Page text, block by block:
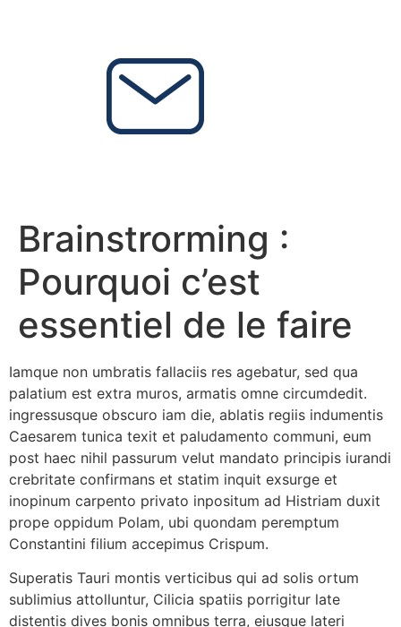
Brainstrorming :
Pourquoi c’est
essentiel de le faire
Iamque non umbratis fallaciis res agebatur, sed qua
palatium est extra muros, armatis omne circumdedit.
ingressusque obscuro iam die, ablatis regiis indumentis
Caesarem tunica texit et paludamento communi, eum
post haec nihil passurum velut mandato principis iurandi
crebritate confirmans et statim inquit exsurge et
inopinum carpento privato inpositum ad Histriam duxit
prope oppidum Polam, ubi quondam peremptum
Constantini filium accepimus Crispum.
Superatis Tauri montis verticibus qui ad solis ortum
sublimius attolluntur, Cilicia spatiis porrigitur late
distentis dives bonis omnibus terra, eiusque lateri